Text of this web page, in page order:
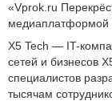
«Vprok.ru
медиаплатформой
X5 Tech — IT-
сетей и бизнесов
специалистов
тысячам